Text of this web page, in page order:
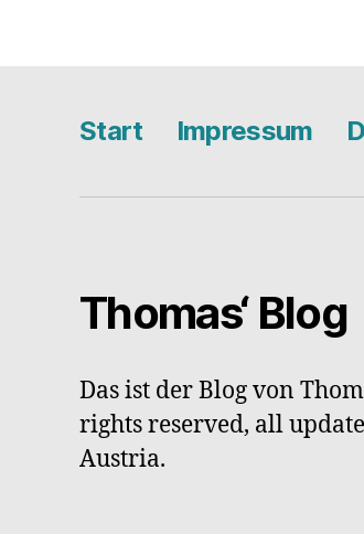
Start Impressum
Thomas‘ Blog
Das ist der Blog von
rights reserved, all
Austria.